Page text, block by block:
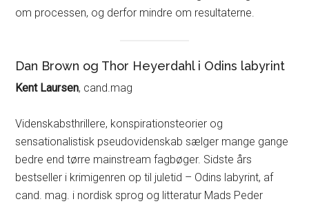
om processen, og derfor mindre om resultaterne.
Dan Brown og Thor Heyerdahl i Odins labyrint
Kent Laursen, cand.mag
Videnskabsthrillere, konspirationsteorier og
sensationalistisk pseudovidenskab sælger mange gange
bedre end tørre mainstream fagbøger. Sidste års
bestseller i krimigenren op til juletid – Odins labyrint, af
cand. mag. i nordisk sprog og litteratur Mads Peder